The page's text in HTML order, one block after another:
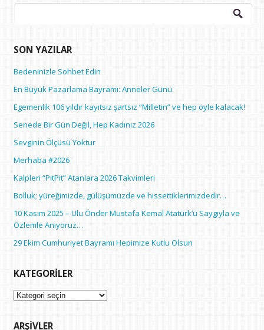
Arama:
SON YAZILAR
Bedeninizle Sohbet Edin
En Büyük Pazarlama Bayramı: Anneler Günü
Egemenlik 106 yıldır kayıtsız şartsız “Milletin” ve hep öyle kalacak!
Senede Bir Gün Değil, Hep Kadınız 2026
Sevginin Ölçüsü Yoktur
Merhaba #2026
Kalpleri “PitPit” Atanlara 2026 Takvimleri
Bolluk; yüreğimizde, gülüşümüzde ve hissettiklerimizdedir…
10 Kasım 2025 – Ulu Önder Mustafa Kemal Atatürk’ü Saygıyla ve
Özlemle Anıyoruz…
29 Ekim Cumhuriyet Bayramı Hepimize Kutlu Olsun
KATEGORILER
Kategoriler
ARŞIVLER